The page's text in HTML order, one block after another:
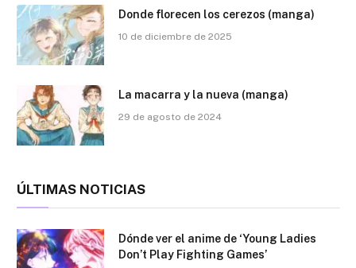
Donde florecen los cerezos (manga)
10 de diciembre de 2025
La macarra y la nueva (manga)
29 de agosto de 2024
ÚLTIMAS NOTICIAS
Dónde ver el anime de ‘Young Ladies
Don’t Play Fighting Games’